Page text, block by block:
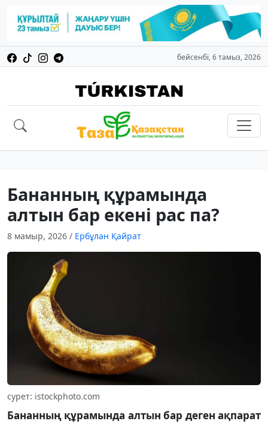
бейсенбі, 6 тамыз, 2026
Бананның құрамында
алтын бар екені рас па?
8 мамыр, 2026 / Ербұлан Қайрат
сурет: istockphoto.com
Бананның құрамында алтын бар деген ақпарат